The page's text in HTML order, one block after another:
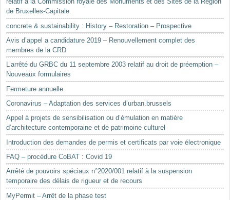
de Bruxelles-Capitale.
concrete & sustainability : History – Restoration – Prospective
Avis d’appel a candidature 2019 – Renouvellement complet des
membres de la CRD
L’arrêté du GRBC du 11 septembre 2003 relatif au droit de préemption –
Nouveaux formulaires
Fermeture annuelle
Coronavirus – Adaptation des services d’urban.brussels
Appel à projets de sensibilisation ou d’émulation en matière
d’architecture contemporaine et de patrimoine culturel
Introduction des demandes de permis et certificats par voie électronique
FAQ – procédure CoBAT : Covid 19
Arrêté de pouvoirs spéciaux n°2020/001 relatif à la suspension
temporaire des délais de rigueur et de recours
MyPermit – Arrêt de la phase test